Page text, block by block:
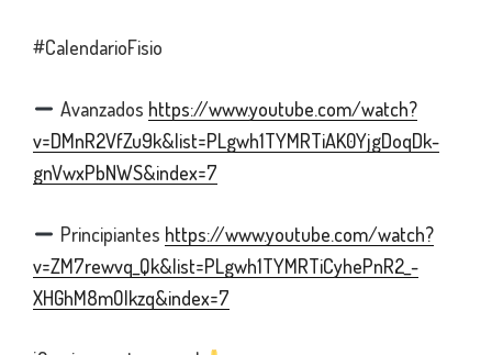
#CalendarioFisio
Avanzados https://www.youtube.com/watch?
v=DMnR2VfZu9k&list=PLgwh1TYMRTiAK0YjgDoqDk-
gnVwxPbNWS&index=7
Principiantes https://www.youtube.com/watch?
v=ZM7rewvq_Qk&list=PLgwh1TYMRTiCyhePnR2_-
XHGhM8mOlkzq&index=7